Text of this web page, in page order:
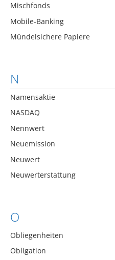
Mischfonds
Mobile-Banking
Mündelsichere Papiere
N
Namensaktie
NASDAQ
Nennwert
Neuemission
Neuwert
Neuwerterstattung
O
Obliegenheiten
Obligation